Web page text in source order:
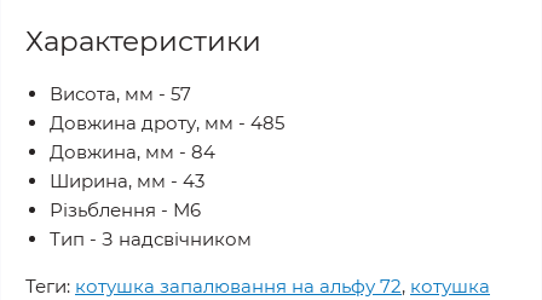
Характеристики
Висота, мм - 57
Довжина дроту, мм - 485
Довжина, мм - 84
Ширина, мм - 43
Різьблення - М6
Тип - З надсвічником
Теги: котушка запалювання на альфу 72, котушка